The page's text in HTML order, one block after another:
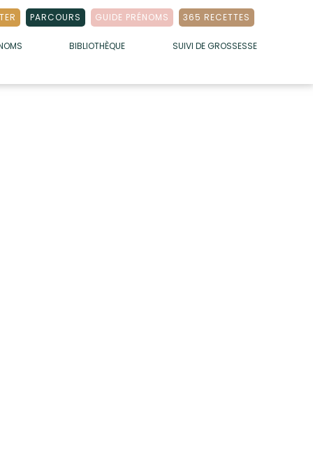
PARCOURS GUIDE PRÉNOMS 365 RECETTES
BIBLIOTHÈQUE SUIVI DE GROSSESSE